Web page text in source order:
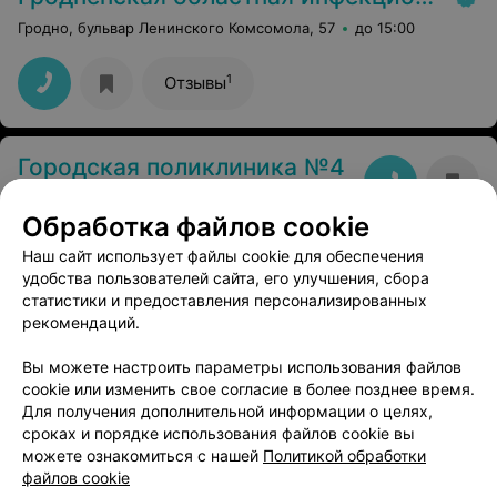
Гродно, бульвар Ленинского Комсомола, 57 до 15:00
Отзывы1
Городская поликлиника №4
ЭФФЕКТИВНАЯ РЕКЛАМА НА САЙТЕ
Обработка файлов cookie
Наш сайт использует файлы cookie для обеспечения
удобства пользователей сайта, его улучшения, сбора
статистики и предоставления персонализированных
рекомендаций.
Вы можете настроить параметры использования файлов
cookie или изменить свое согласие в более позднее время.
Для получения дополнительной информации о целях,
сроках и порядке использования файлов cookie вы
можете ознакомиться с нашей Политикой обработки
файлов cookie